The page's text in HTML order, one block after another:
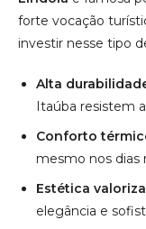
Manutenção
ótimo custo-
Locais ideais
madeira em
Áreas de piscina
Varandas,
Jardins, quintais
Hotéis, pousadas